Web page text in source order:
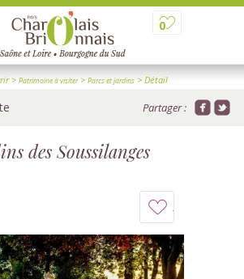
0
> Patrimoine à visiter> Parcs et jardins > Détail
Partager :
des Soussilanges
à
mon